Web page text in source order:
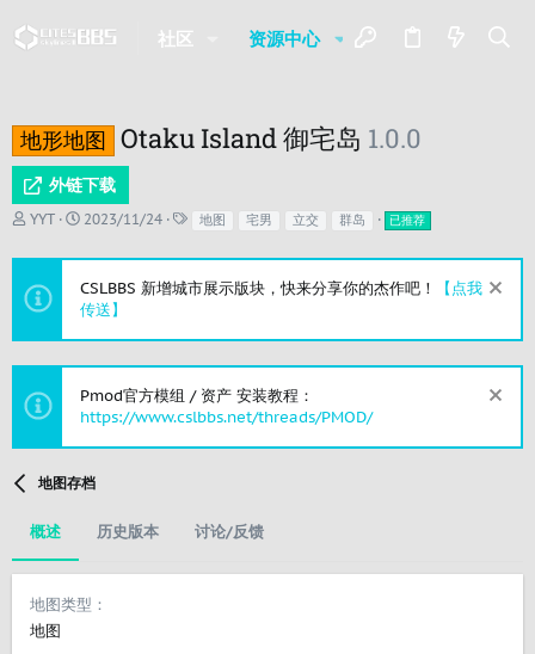
社区 资源中心 最新消息 名
地形地图 Otaku Island 御宅岛 1.0.0
外链下载
作
YYT
创
日
2023/11/24
标地图 宅男 立交 群岛 已推荐
CSLBBS 新增城市展示版块，快来分享你的杰作吧！
【点我
传送】
Pmod官方模组 / 资产 安装教程：
https://www.cslbbs.net/threads/PMOD/
地图存档
概述 历史版本 讨论/反馈
地图类型
地图